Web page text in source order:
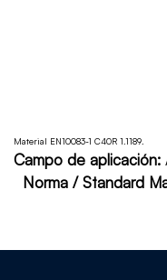
Material EN10083-1 C40R 1.1189.
Campo de aplicación:
Norma / Standard